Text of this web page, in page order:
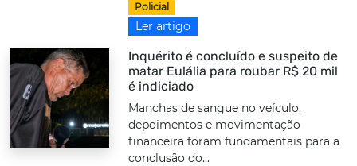
Policial
Ler artigo
Inquérito é concluído e suspeito de
matar Eulália para roubar R$ 20 mil
é indiciado
Manchas de sangue no veículo,
depoimentos e movimentação
financeira foram fundamentais para a
conclusão do...